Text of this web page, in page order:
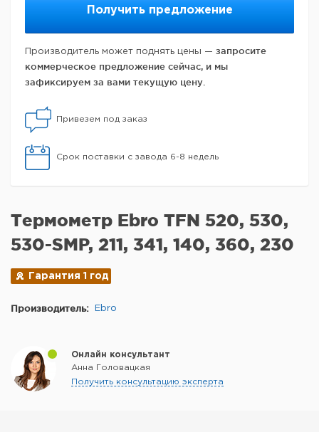
Получить предложение
Производитель может поднять цены — запросите
коммерческое предложение сейчас, и мы
зафиксируем за вами текущую цену.
Привезем под заказ
Срок поставки с завода 6-8 недель
Термометр Ebro TFN 520, 530,
530-SMP, 211, 341, 140, 360, 230
Гарантия 1 год
Производитель: Ebro
Онлайн консультант
Анна Головацкая
Получить консультацию эксперта